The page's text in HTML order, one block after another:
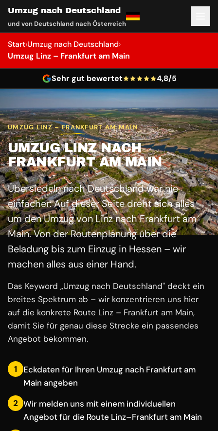
Umzug nach Deutschland
und von Deutschland nach Österreich
Start›Umzug nach Deutschland›
Umzug Linz – Frankfurt am Main
Sehr gut bewertet 4,8/5
UMZUG LINZ – FRANKFURT AM MAIN
UMZUG LINZ NACH
FRANKFURT AM MAIN
Übersiedeln nach Deutschland war nie
einfacher: Auf dieser Seite dreht sich alles
um den Umzug von Linz nach Frankfurt am
Main. Von der Routenplanung über die
Beladung bis zum Einzug in Hessen – wir
machen alles aus einer Hand.
Das Keyword „Umzug nach Deutschland" deckt ein
breites Spektrum ab – wir konzentrieren uns hier
auf die konkrete Route Linz – Frankfurt am Main,
damit Sie für genau diese Strecke ein passendes
Angebot bekommen.
1
Eckdaten für Ihren Umzug nach Frankfurt am
Main angeben
2 Wir melden uns mit einem individuellen
Angebot für die Route Linz–Frankfurt am Main